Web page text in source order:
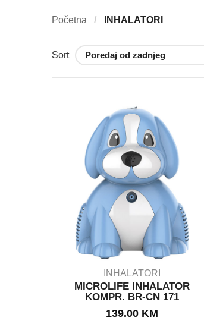
Početna INHALATORI
Sort
INHALATORI
MICROLIFE INHALATOR
KOMPR. BR-CN 171
139.00 KM